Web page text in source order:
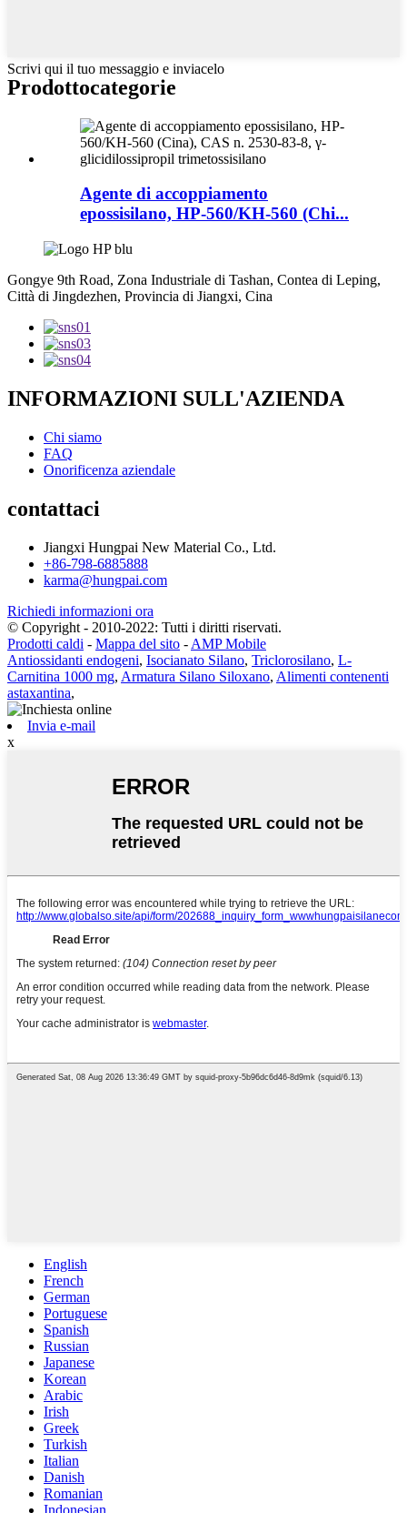
Scrivi qui il tuo messaggio e inviacelo
Prodottocategorie
Agente di accoppiamento
epossisilano, HP-560/KH-560 (Chi...
Gongye 9th Road, Zona Industriale di Tashan, Contea di Leping,
Città di Jingdezhen, Provincia di Jiangxi, Cina
INFORMAZIONI SULL'AZIENDA
Chi siamo
FAQ
Onorificenza aziendale
contattaci
Jiangxi Hungpai New Material Co., Ltd.
+86-798-6885888
karma@hungpai.com
Richiedi informazioni ora
© Copyright - 2010-2022: Tutti i diritti riservati.
Prodotti caldi - Mappa del sito - AMP Mobile
Antiossidanti endogeni, Isocianato Silano, Triclorosilano, L-
Carnitina 1000 mg, Armatura Silano Siloxano, Alimenti contenenti
astaxantina,
Invia e-mail
x
English
French
German
Portuguese
Spanish
Russian
Japanese
Korean
Arabic
Irish
Greek
Turkish
Italian
Danish
Romanian
Indonesian